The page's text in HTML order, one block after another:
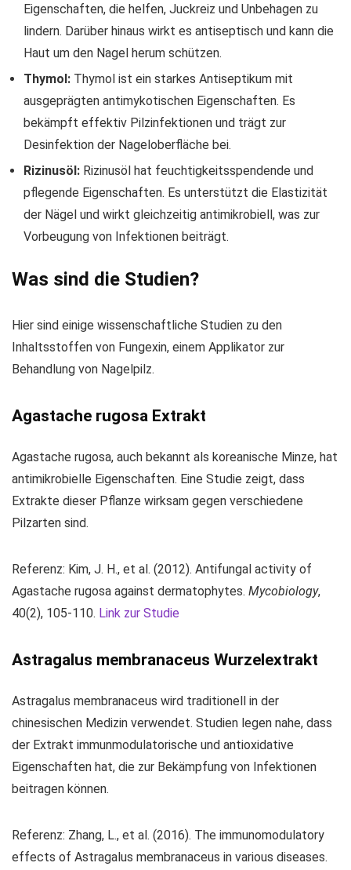
Eigenschaften, die helfen, Juckreiz und Unbehagen zu
lindern. Darüber hinaus wirkt es antiseptisch und kann die
Haut um den Nagel herum schützen.
Thymol: Thymol ist ein starkes Antiseptikum mit
ausgeprägten antimykotischen Eigenschaften. Es
bekämpft effektiv Pilzinfektionen und trägt zur
Desinfektion der Nageloberfläche bei.
Rizinusöl: Rizinusöl hat feuchtigkeitsspendende und
pflegende Eigenschaften. Es unterstützt die Elastizität
der Nägel und wirkt gleichzeitig antimikrobiell, was zur
Vorbeugung von Infektionen beiträgt.
Was sind die Studien?
Hier sind einige wissenschaftliche Studien zu den
Inhaltsstoffen von Fungexin, einem Applikator zur
Behandlung von Nagelpilz.
Agastache rugosa Extrakt
Agastache rugosa, auch bekannt als koreanische Minze, hat
antimikrobielle Eigenschaften. Eine Studie zeigt, dass
Extrakte dieser Pflanze wirksam gegen verschiedene
Pilzarten sind.
Referenz: Kim, J. H., et al. (2012). Antifungal activity of
Agastache rugosa against dermatophytes. Mycobiology,
40(2), 105-110. Link zur Studie
Astragalus membranaceus Wurzelextrakt
Astragalus membranaceus wird traditionell in der
chinesischen Medizin verwendet. Studien legen nahe, dass
der Extrakt immunmodulatorische und antioxidative
Eigenschaften hat, die zur Bekämpfung von Infektionen
beitragen können.
Referenz: Zhang, L., et al. (2016). The immunomodulatory
effects of Astragalus membranaceus in various diseases.